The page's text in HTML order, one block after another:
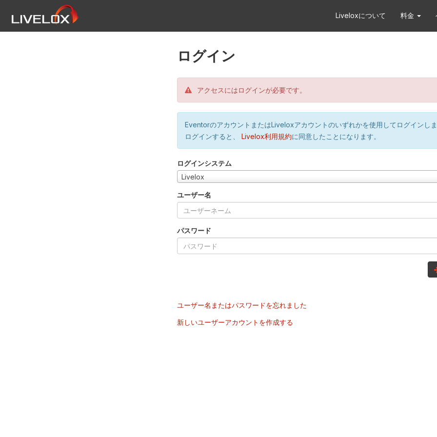
Liveloxについて 料金
ログイン
アクセスにはログインが必要です。
EventorのアカウントまたはLiveloxアカウントのいずれかを使用してログインし
ログインすると、
Livelox利用規約に同意したことになります。
ログインシステム
Livelox
ユーザー名
パスワード
ユーザー名またはパスワードを忘れました
新しいユーザーアカウントを作成する